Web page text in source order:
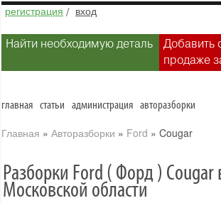
регистрация / вход
Найти необходимую деталь
Добавить
продаже
главная статьи администрация авторазборки
Главная » Авторазборки » Ford » Cougar
Разборки Ford ( Форд ) Cougar
Московской области